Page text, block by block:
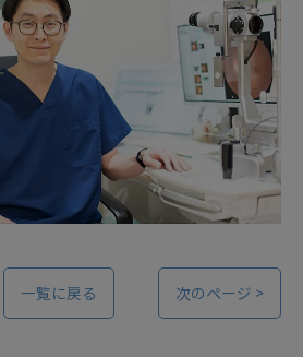
一覧に戻る 次のページ >